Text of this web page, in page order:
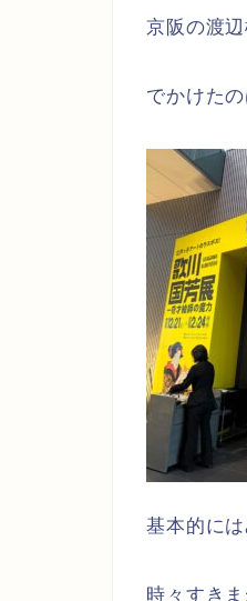
京阪の渡
でかけた
基本的に
時々すき